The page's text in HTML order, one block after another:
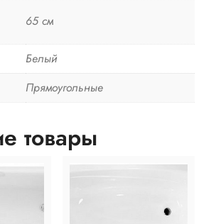
65 см
Белый
Прямоугольные
товары